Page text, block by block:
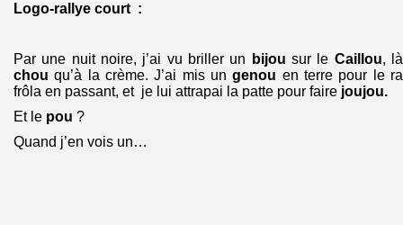
Logo-rallye court :
Par une nuit noire, j’ai vu briller un bijou sur le Caillou,
chou qu’à la crème. J’ai mis ungenou en terre pour le
frôla en passant, et je lui attrapai la patte pour faire joujou.
Et le pou ?
Quand j’en vois un…